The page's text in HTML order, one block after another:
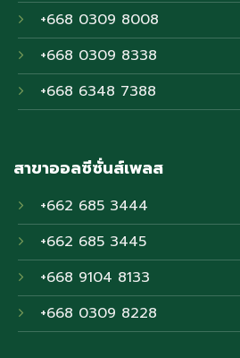
+668 0309 8008
+668 0309 8338
+668 6348 7388
สาขาออลซีซั่นส์เพลส
+662 685 3444
+662 685 3445
+668 9104 8133
+668 0309 8228